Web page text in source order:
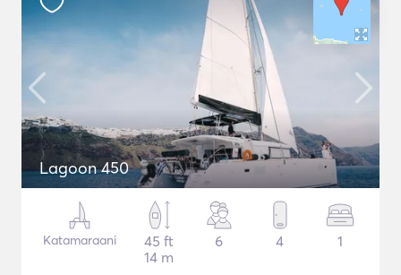
Lagoon 450
Katamaraani
45 ft
14 m
6 4 1